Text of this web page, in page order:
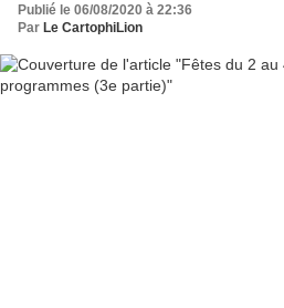
Publié le 06/08/2020 à 22:36
Par Le CartophiLion